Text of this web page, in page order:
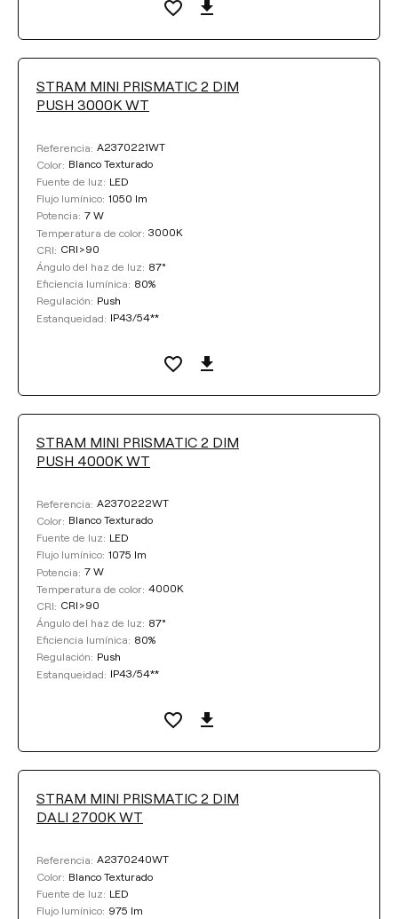
STRAM MINI PRISMATIC 2 DIM
PUSH 3000K WT
Referencia: A2370221WT
Color: Blanco Texturado
Fuente de luz: LED
Flujo lumínico: 1050 lm
Potencia: 7 W
Temperatura de color: 3000K
CRI: CRI>90
Ángulo del haz de luz: 87°
Eficiencia lumínica: 80%
Regulación: Push
Estanqueidad: IP43/54**
STRAM MINI PRISMATIC 2 DIM
PUSH 4000K WT
Referencia: A2370222WT
Color: Blanco Texturado
Fuente de luz: LED
Flujo lumínico: 1075 lm
Potencia: 7 W
Temperatura de color: 4000K
CRI: CRI>90
Ángulo del haz de luz: 87°
Eficiencia lumínica: 80%
Regulación: Push
Estanqueidad: IP43/54**
STRAM MINI PRISMATIC 2 DIM
DALI 2700K WT
Referencia: A2370240WT
Color: Blanco Texturado
Fuente de luz: LED
Flujo lumínico: 975 lm